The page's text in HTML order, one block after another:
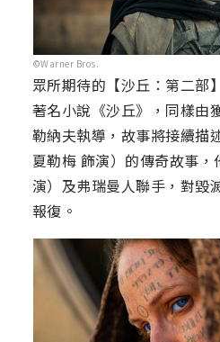
©Warner Bros.
眾所期待的【沙丘：第二部
著名小說《沙丘》，同樣由
勒納夫執導，故事將接續描
夏勒梅 飾演）的傳奇故事
演）及弗瑞曼人聯手，對毀
報復。